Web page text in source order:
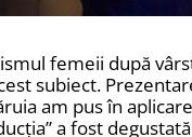
femeii după
subiect.
am pus în
a fost